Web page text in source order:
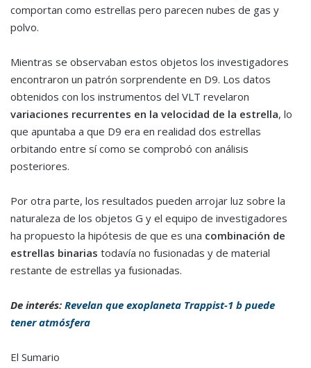
comportan como estrellas pero parecen nubes de gas y
polvo.
Mientras se observaban estos objetos los investigadores
encontraron un patrón sorprendente en D9. Los datos
obtenidos con los instrumentos del VLT revelaron
variaciones recurrentes en la velocidad de la estrella, lo
que apuntaba a que D9 era en realidad dos estrellas
orbitando entre sí como se comprobó con análisis
posteriores.
Por otra parte, los resultados pueden arrojar luz sobre la
naturaleza de los objetos G y el equipo de investigadores
ha propuesto la hipótesis de que es una combinación de
estrellas binarias todavía no fusionadas y de material
restante de estrellas ya fusionadas.
De interés: Revelan que exoplaneta Trappist-1 b puede
tener atmósfera
El Sumario